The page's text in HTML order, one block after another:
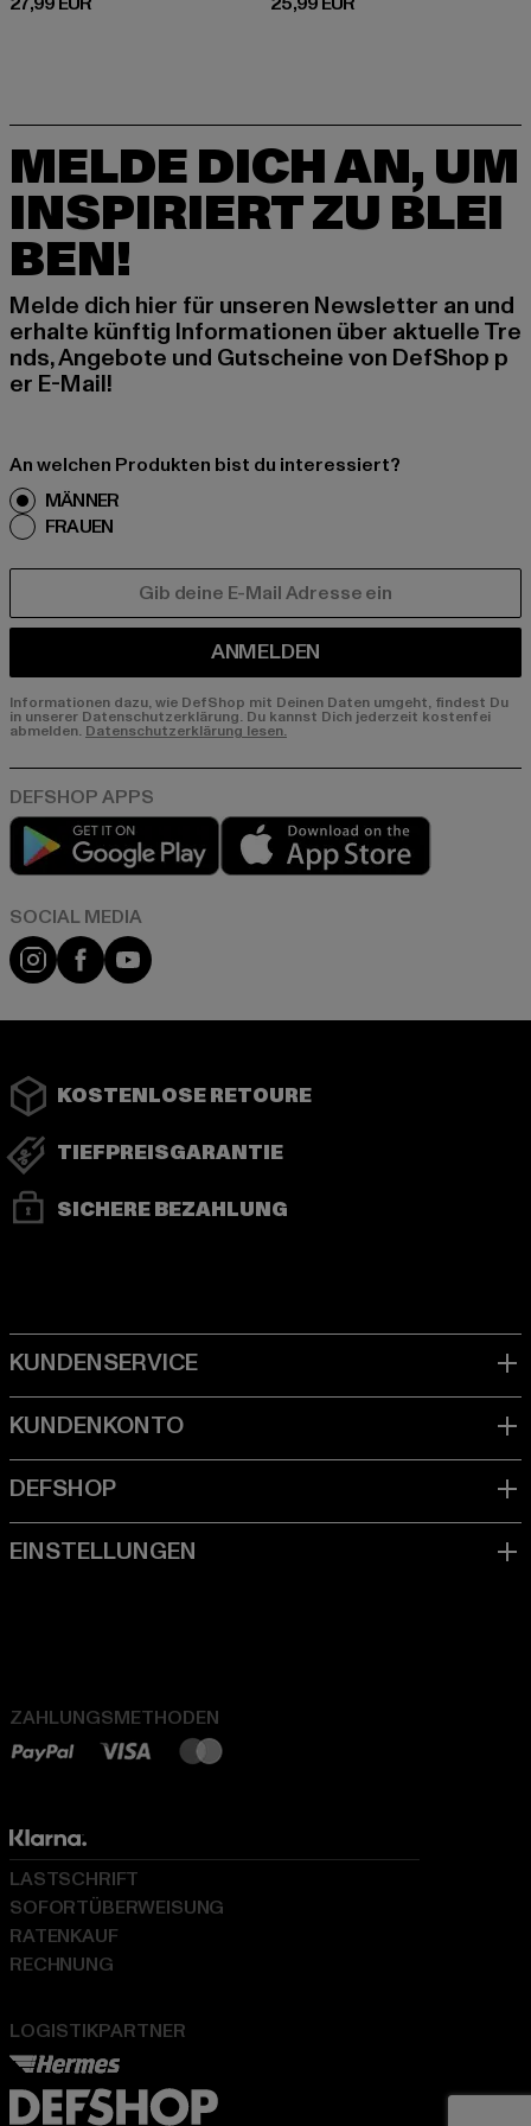
MELDE DICH AN, UM
INSPIRIERT ZU BLEI
BEN!
Melde dich hier für unseren Newsletter an und
erhalte künftig Informationen über aktuelle Tre
nds, Angebote und Gutscheine von DefShop p
er E-Mail!
An welchen Produkten bist du interessiert?
MÄNNER
FRAUEN
ANMELDEN
Informationen dazu, wie DefShop mit Deinen Daten umgeht, findest Du
in unserer Datenschutzerklärung. Du kannst Dich jederzeit kostenfei
abmelden. Datenschutzerklärung lesen.
Play market
Instagram
FacebookYouTube
KOSTENLOSE RETOURE
TIEFPREISGARANTIE
SICHERE BEZAHLUNG
ZAHLUNGSMETHODEN
LOGISTIKPARTNER
LASTSCHRIFT
SOFORTÜBERWEISUNG
RATENKAUF
RECHNUNG